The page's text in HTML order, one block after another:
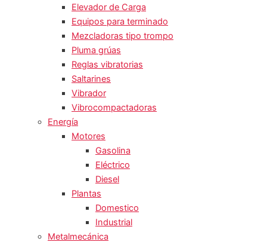
Elevador de Carga
Equipos para terminado
Mezcladoras tipo trompo
Pluma grúas
Reglas vibratorias
Saltarines
Vibrador
Vibrocompactadoras
Energía
Motores
Gasolina
Eléctrico
Diesel
Plantas
Domestico
Industrial
Metalmecánica